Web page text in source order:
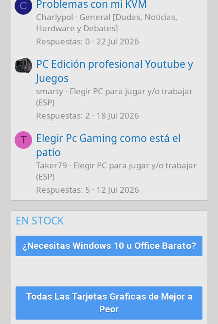
C Problemas con mi KVM
Charlypol
General [Dudas, Noticias,
Hardware y Debates]
Respuestas 0 22 Jul 2026
PC Edición profesional Youtube y
Juegos
smarty
Elegir PC para jugar y/o trabajar
(ESP)
Respuestas 2 18 Jul 2026
T
Elegir Pc Gaming como está el
patio
Taker79
Elegir PC para jugar y/o trabajar
(ESP)
Respuestas 5 12 Jul 2026
EN STOCK
¿Necesitas Windows 10 u Office Barato?
Todas Las Tarjetas Graficas de Mejor a
Peor